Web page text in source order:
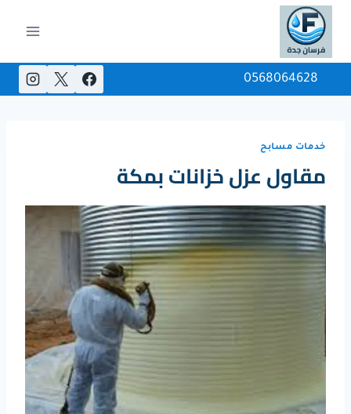
Skip
content
0568064628
خدمات مسابح
مقاول عزل خزانات بمكة